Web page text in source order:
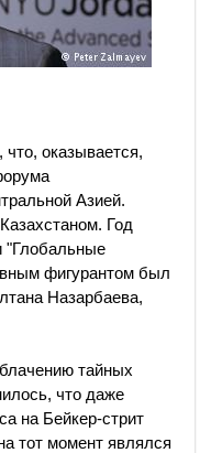
оказывается,
Азией.
Год
"Глобальные
фигурантом был
Назарбаева,
тайных
что даже
на Бейкер-стрит
тот момент являлся